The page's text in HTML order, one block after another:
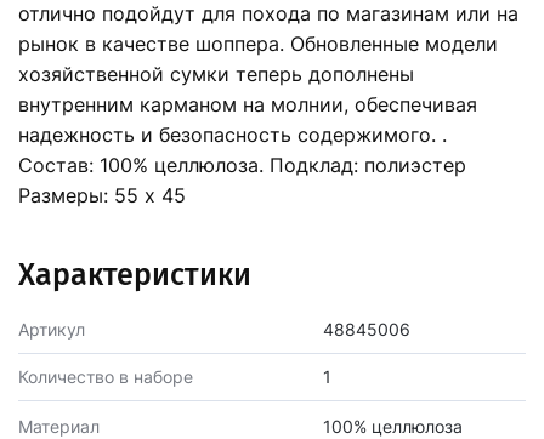
отлично подойдут для похода по магазинам или на
рынок в качестве шоппера. Обновленные модели
хозяйственной сумки теперь дополнены
внутренним карманом на молнии, обеспечивая
надежность и безопасность содержимого. .
Состав: 100% целлюлоза. Подклад: полиэстер
Размеры: 55 х 45
Характеристики
Артикул 48845006
Количество в наборе 1
Материал 100% целлюлоза